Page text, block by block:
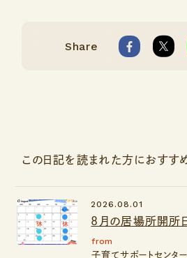
Share
この日記を読まれた方におすす
8月の居場所開所
2026.08.01
from
子育てサポートセンタ